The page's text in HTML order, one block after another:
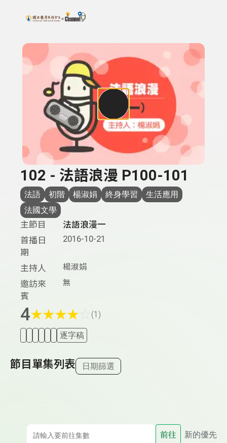
上方功能區塊
搜尋關鍵字：可輸入節目名稱、主持人或關鍵字
102 - 法語浪漫 P100-101
法語 初階 楊淑娟 終身學習
生活應用
法國文學
主節目
法語浪漫一
首播日
期
2016-10-21
主持人 楊淑娟
邀訪來
賓
無
4★★★★ (1)
逐字稿
節目單集列表 日期篩選
前往 新的優先